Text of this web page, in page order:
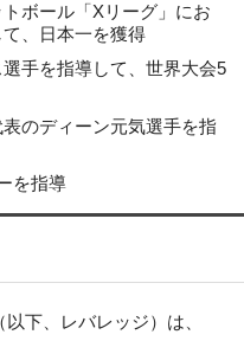
ボール「Xリーグ」にお
、日本一を獲得
手を指導して、世界大会5
のディーン元気選手を指
を指導
下、レバレッジ）は、